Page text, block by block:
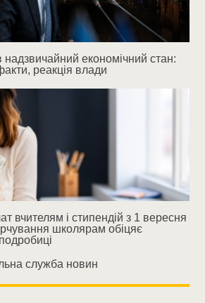
надзвичайний економічний стан:
реакція влади
вчителям і стипендій з 1 вересня
школярам обіцяє
служба новин